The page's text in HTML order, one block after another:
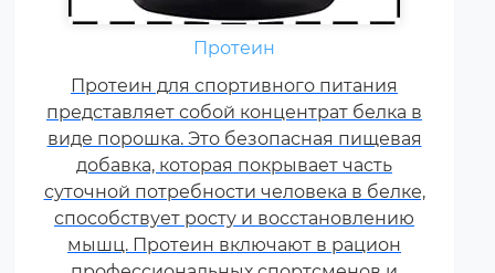
Протеин
Протеин для спортивного питания
представляет собой концентрат белка в
виде порошка. Это безопасная пищевая
добавка, которая покрывает часть
суточной потребности человека в белке,
способствует росту и восстановлению
мышц. Протеин включают в рацион
незаменимые органические
соединения, которые обычно
поступают в организм с
белковой пищей.
Несбалансированное питание,
повышенные спортивные
нагрузки и стресс приводят к
дефициту аминокислот. Чтобы